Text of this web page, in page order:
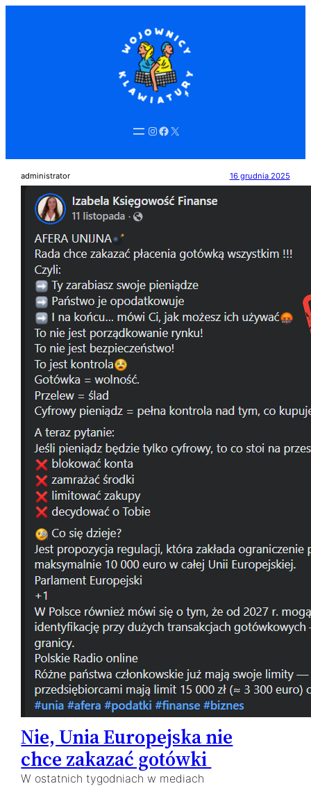
Instagram
Facebook
X
administrator 16 grudnia 2025
Nie, Unia Europejska nie
chce zakazać gotówki
W ostatnich tygodniach w mediach